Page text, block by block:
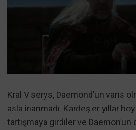
Kral Viserys, Daemond’un varis
asla inanmadı. Kardeşler yıllar
tartışmaya girdiler ve